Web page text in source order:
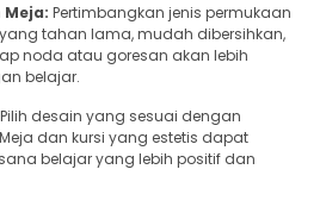
Pertimbangkan jenis permukaan
tahan lama, mudah dibersihkan,
noda atau goresan akan lebih
belajar.
Pilih desain yang sesuai dengan
dan kursi yang estetis dapat
belajar yang lebih positif dan